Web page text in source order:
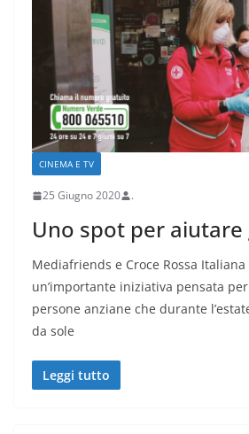
CINEMA E TV
25 Giugno 2020 .
Uno spot per aiutare
Mediafriends e Croce Rossa
un’importante iniziativa pensata
persone anziane che durante
da sole
Leggi tutto